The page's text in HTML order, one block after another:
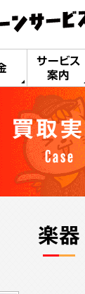
サービス
案内
買取
Case
楽器